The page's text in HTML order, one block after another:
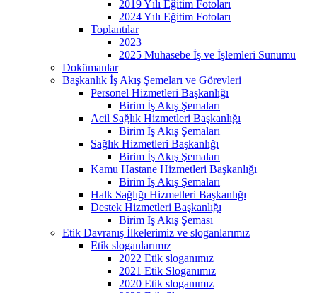
2019 Yılı Eğitim Fotoları
2024 Yılı Eğitim Fotoları
Toplantılar
2023
2025 Muhasebe İş ve İşlemleri Sunumu
Dokümanlar
Başkanlık İş Akış Şemeları ve Görevleri
Personel Hizmetleri Başkanlığı
Birim İş Akış Şemaları
Acil Sağlık Hizmetleri Başkanlığı
Birim İş Akış Şemaları
Sağlık Hizmetleri Başkanlığı
Birim İş Akış Şemaları
Kamu Hastane Hizmetleri Başkanlığı
Birim İş Akış Şemaları
Halk Sağlığı Hizmetleri Başkanlığı
Destek Hizmetleri Başkanlığı
Birim İş Akış Şeması
Etik Davranış İlkelerimiz ve sloganlarımız
Etik sloganlarımız
2022 Etik sloganımız
2021 Etik Sloganımız
2020 Etik sloganımız